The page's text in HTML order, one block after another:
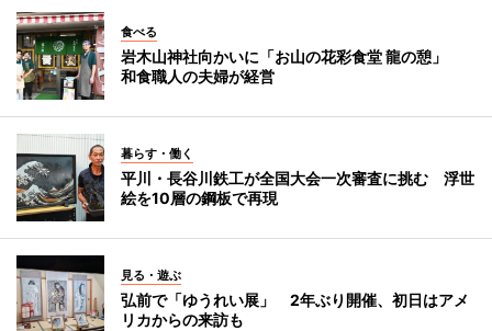
食べる
岩木山神社向かいに「お山の花彩食堂 龍の憩」
和食職人の夫婦が経営
暮らす・働く
平川・長谷川鉄工が全国大会一次審査に挑む 浮世
絵を10層の鋼板で再現
見る・遊ぶ
弘前で「ゆうれい展」 2年ぶり開催、初日はアメ
リカからの来訪も